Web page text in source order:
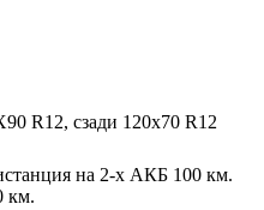
R12, сзади 120х70 R12
на 2-х АКБ 100 км.
км.